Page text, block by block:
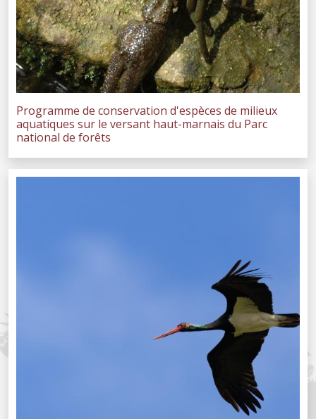
Programme de conservation d'espèces de milieux
aquatiques sur le versant haut-marnais du Parc
national de forêts